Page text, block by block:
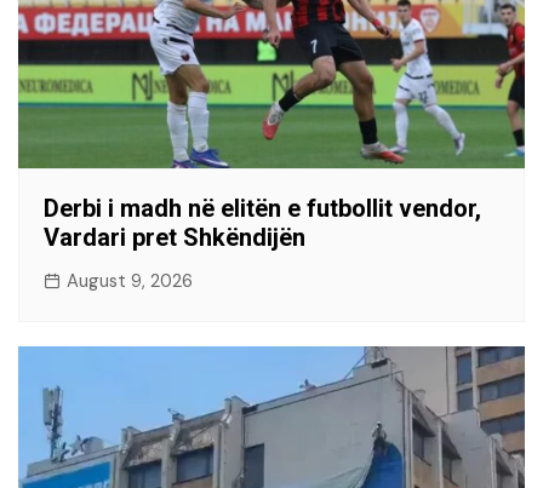
Derbi i madh në elitën e futbollit vendor,
Vardari pret Shkëndijën
August 9, 2026